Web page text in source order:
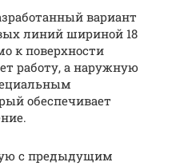
вариант
линий шириной 18
к поверхности
работу, а наружную
обеспечивает
с предыдущим